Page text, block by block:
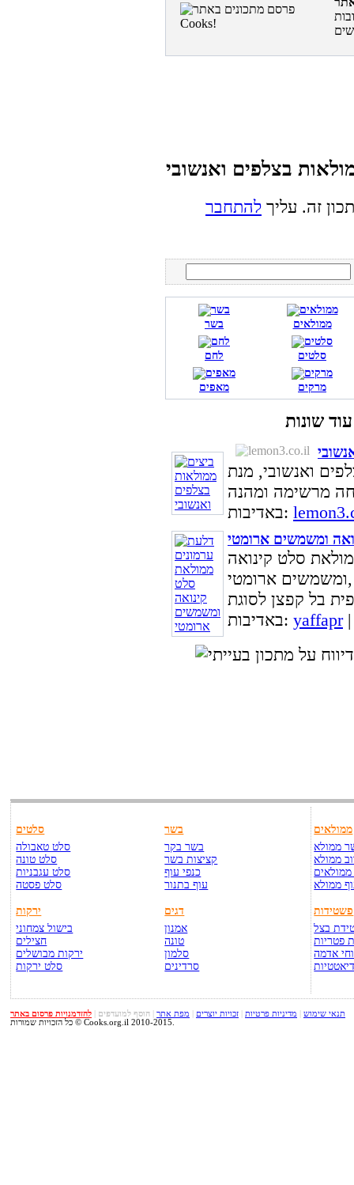
זה. עליך להתחבר
בשר ממולאים
לחם סלטים
מאפים מרקים
ואנשובי, מנת
באדיבות:
ומשמשים ארומטי
סלט קינואה
ומשמשים ארומטי,
באדיבות: yaffapr
סלטים
סלט טאבולה
סלט טונה
סלט עגבניות
סלט פסטה
ירקות
בישול צמחוני
חצילים
ירקות מבושלים
סלט ירקות
בשר
בשר בקר
קציצות בשר
כנפי עוף
עוף בתנור
דגים
אמנון
טונה
סלמון
סרדינים
ממולאים
ממולא
ממולא
ממולא
פשטידות
בצל
פטריות
אדמה
תנאי שימוש מדיניות פרטיות זכויות יוצרים מפת אתר הוסף למועדפים
להזדמנויות פרסום באתר
כל הזכויות שמורות © Cooks.org.il 2010-2015.